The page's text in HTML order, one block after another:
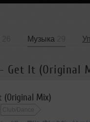
Музыка
Get It (Original
(Original Mix)
Club/Dance